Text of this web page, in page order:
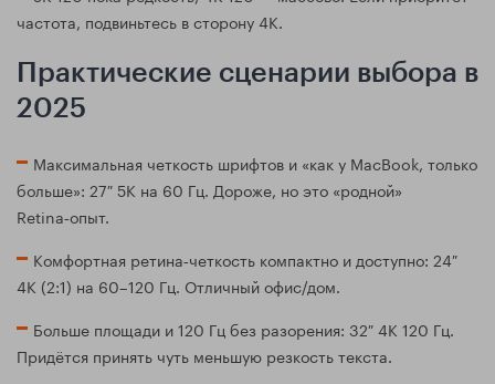
частота, подвиньтесь в сторону 4K.
Практические сценарии выбора в
2025
Максимальная четкость шрифтов и «как у MacBook, только
больше»: 27″ 5K на 60 Гц. Дороже, но это «родной»
Retina‑опыт.
Комфортная ретина‑четкость компактно и доступно: 24″
4K (2:1) на 60–120 Гц. Отличный офис/дом.
Больше площади и 120 Гц без разорения: 32″ 4K 120 Гц.
Придётся принять чуть меньшую резкость текста.